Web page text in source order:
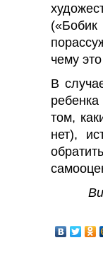
чему
В
том,
нет),